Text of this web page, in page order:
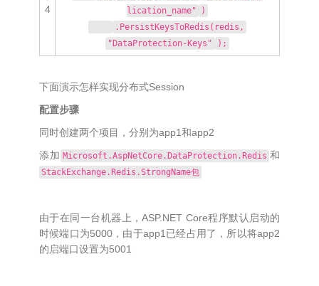
4
lication_name"
)
.PersistKeysToRedis(redis,
"DataProtection-Keys"
);
下面演示怎样实现分布式Session
配置步骤
同时创建两个项目，分别为app1和app2
添加 Microsoft.AspNetCore.DataProtection.Redis 和
StackExchange.Redis.StrongName包
由于在同一台机器上，ASP.NET Core程序默认启动的
时候端口为5000，由于app1已经占用了，所以将app2
的启端口设置为5001